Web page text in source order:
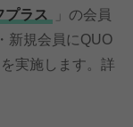
プラス
」の会員
新規会員にQUO
実施します。詳